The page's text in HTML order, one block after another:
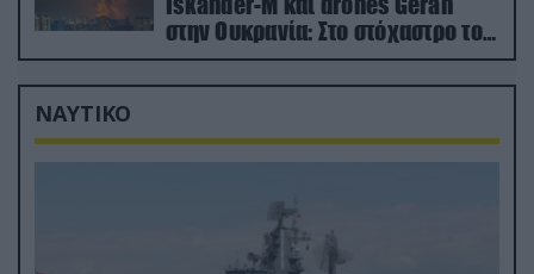
στην Ουκρανία: Στο στόχαστρο το
εργοστάσιο των Flamingo
ΝΑΥΤΙΚΟ